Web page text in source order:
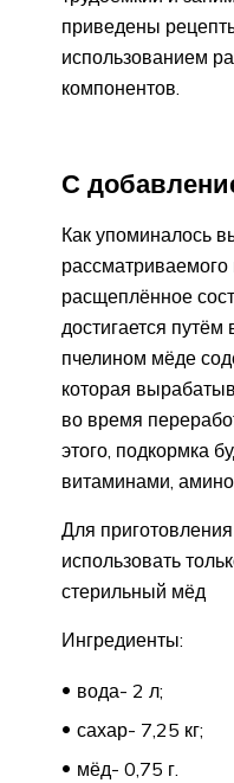
приведены
использованием
компонентов.
С
Как упоминалось
рассматриваемого
расщеплённое
достигается
пчелином мёде
которая
во время
этого, подкормка
витаминами,
Для
использовать
стерильный мёд
Ингредиенты:
вода- 2 л;
сахар- 7,25 кг;
мёд- 0,75 г.